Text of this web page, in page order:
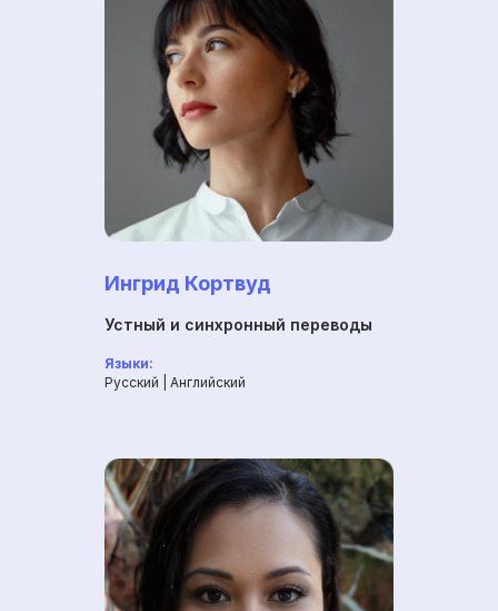
Ингрид Кортвуд
Устный и синхронный переводы
Языки:
Русский | Английский